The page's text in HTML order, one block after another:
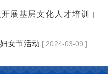
展基层文化人才培训
[
女节活动 [ 2024-03-09 ]